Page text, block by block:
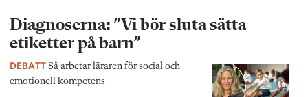
Diagnoserna: ”Vi bör sluta sätta
etiketter på barn”
DEBATT Så arbetar läraren för social och
emotionell kompetens